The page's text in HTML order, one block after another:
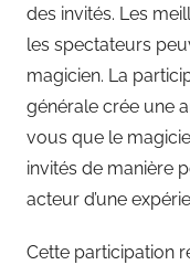
des invités. Les
les spectateurs
magicien. La
générale crée une
vous que le
invités de manière
acteur d’une
Cette participation